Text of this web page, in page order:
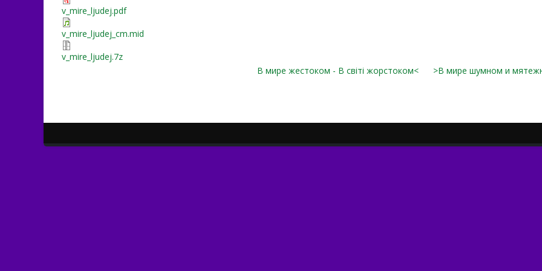
v_mire_ljudej.pdf
v_mire_ljudej_cm.mid
v_mire_ljudej.7z
В мире жестоком - В світі жорстоком<
>В мире шумном и